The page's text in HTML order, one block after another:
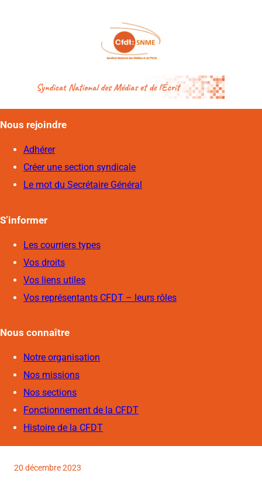
Nous rejoindre
Adhérer
Créer une section syndicale
Le mot du Secrétaire Général
S’informer
Les courriers types
Vos droits
Vos liens utiles
Vos représentants CFDT – leurs rôles
Nous connaître
Notre organisation
Nos missions
Nos sections
Fonctionnement de la CFDT
Histoire de la CFDT
20 décembre 2023